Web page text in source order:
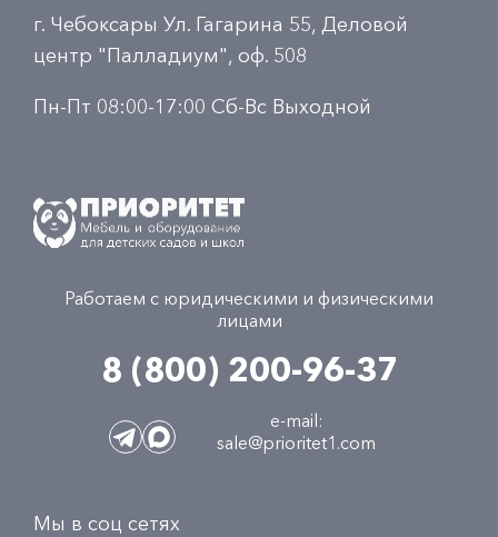
г. Чебоксары Ул. Гагарина 55, Деловой
центр "Палладиум", оф. 508
Пн-Пт 08:00-17:00 Сб-Вс Выходной
Работаем с юридическими и физическими
лицами
8 (800) 200-96-37
e-mail:
sale@prioritet1.com
Мы в соц сетях